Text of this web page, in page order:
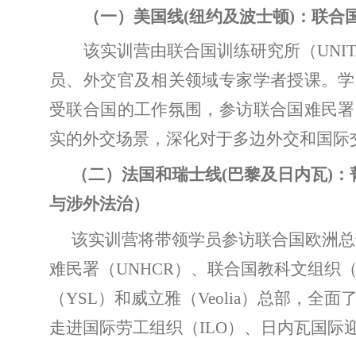
（一）美国线(纽约及波士顿) ：联合
该实训营由联合国训练研究所（
员、外交官及相关领域专家学者授课。
受联合国的工作氛围， 参访联合国难民
实的外交场景，深化对于多边外交和国
（二）法国和瑞士线(巴黎及日内瓦)
与涉外法治）
该实训营将带领学员参访联合国欧洲
难民署（UNHCR）、联合国教科文组织
（YSL）和威立雅（Veolia）总部，全面
走进国际劳工组织（ILO）、日内瓦国际